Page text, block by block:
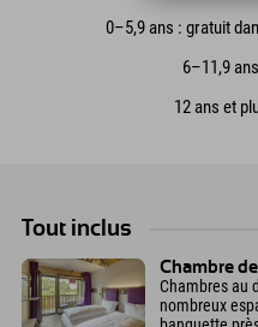
0–5,9 ans : gratuit
6–11,9
12 ans et
Tout inclus
Chambre
Chambres au
nombreux